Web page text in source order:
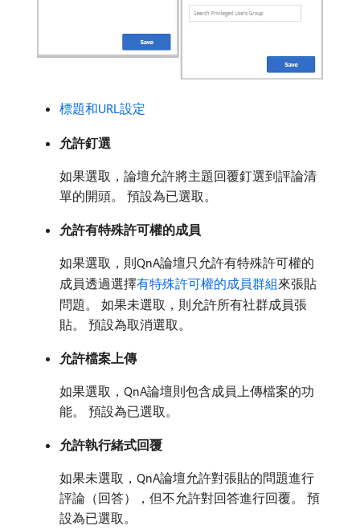
標題和URL設定
允許釘選
如果選取，論壇允許將主題回覆釘選到評論清
單的開頭。 預設為已選取。
允許有特殊許可權的成員
如果選取，則QnA論壇只允許有特殊許可權的
成員透過選擇有特殊許可權的成員群組來張貼
問題。 如果未選取，則允許所有社群成員張
貼。 預設為取消選取。
允許檔案上傳
如果選取，QnA論壇則包含成員上傳檔案的功
能。 預設為已選取。
允許執行緒式回覆
如果未選取，QnA論壇允許對張貼的問題進行
評論（回答），但不允許對回答進行回覆。 預
設為已選取。